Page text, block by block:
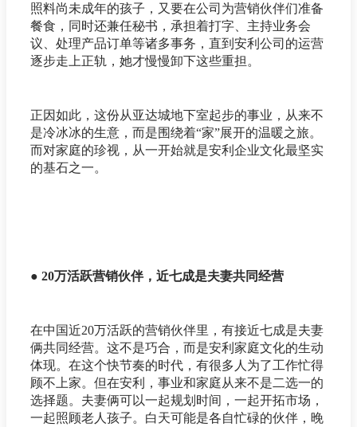
照料尚未成年的孩子，又要在公司为营销伙伴们准备
餐食，同时还兼任秘书，承担着打字、主持业务会
议、处理产品订单等诸多事务，直到安利公司的运营
逐步走上正轨，她才慢慢卸下这些重担。
正因如此，这份从亚达城地下室起步的事业，从来不
是冷冰冰的生意，而是围绕着“家”展开的温暖之旅。
而对家庭的珍视，从一开始就是安利企业文化最坚实
的基石之一。
● 20万活跃营销伙伴，近七成是夫妻共同经营
在中国近20万活跃的营销伙伴里，有接近七成是夫妻
俩共同经营。这不是巧合，而是安利家庭文化的生动
体现。在这个快节奏的时代，有很多人为了工作忙得
顾不上家。但在安利，事业和家庭从来不是二选一的
选择题。夫妻俩可以一起规划时间，一起开拓市场，
一起照顾老人孩子。白天可能是各自忙碌的伙伴，晚